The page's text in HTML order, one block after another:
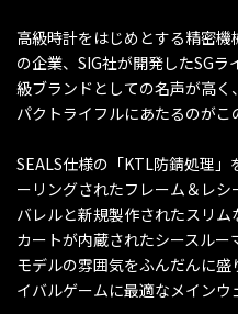
高級時計をはじめとする精密
の企業、SIG社が開発したSG
級ブランドとしての名声が高
パクトライフルにあたるのがこ
SEALS仕様の「KTL防錆処理
ーリングされたフレーム＆レ
バレルと新規製作されたスリ
カートが内蔵されたシースルー
モデルの雰囲気をふんだんに
イバルゲームに最適なメインウ